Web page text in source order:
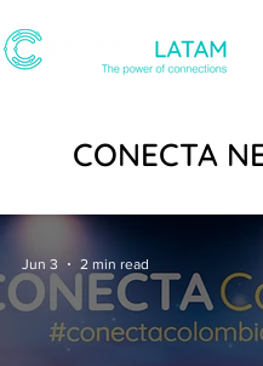
CONECTA
Jun 3 2 min read